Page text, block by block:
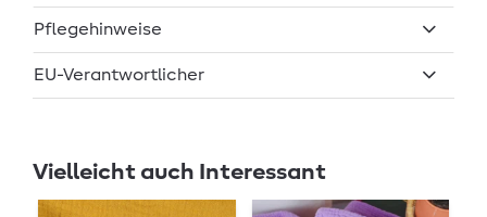
Pflegehinweise
EU-Verantwortlicher
Vielleicht auch Interessant